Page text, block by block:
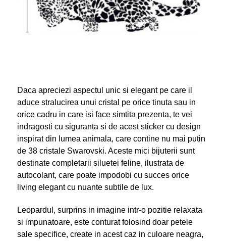
Daca apreciezi aspectul unic si elegant pe care il
aduce stralucirea unui cristal pe orice tinuta sau in
orice cadru in care isi face simtita prezenta, te vei
indragosti cu siguranta si de acest sticker cu design
inspirat din lumea animala, care contine nu mai putin
de 38 cristale Swarovski. Aceste mici bijuterii sunt
destinate completarii siluetei feline, ilustrata de
autocolant, care poate impodobi cu succes orice
living elegant cu nuante subtile de lux.
Leopardul, surprins in imagine intr-o pozitie relaxata
si impunatoare, este conturat folosind doar petele
sale specifice, create in acest caz in culoare neagra,